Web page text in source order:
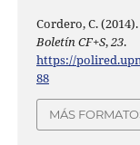
Cordero, C.
Boletín CF+S,23.
https://
88
MÁS